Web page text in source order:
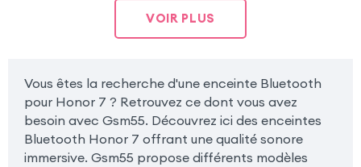
VOIR PLUS
Vous êtes la recherche d'une enceinte Bluetooth
pour Honor 7 ? Retrouvez ce dont vous avez
besoin avec Gsm55. Découvrez ici des enceintes
Bluetooth Honor 7 offrant une qualité sonore
immersive. Gsm55 propose différents modèles